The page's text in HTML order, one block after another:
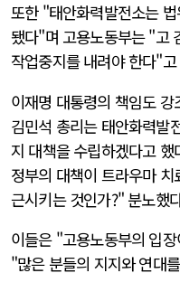
또한 "태안화력발전소는
됐다"며 고용노동부는 "고
작업중지를 내려야 한다"
이재명 대통령의 책임도
김민석 총리는 태안화력발
지 대책을 수립하겠다고
정부의 대책이 트라우마
근시키는 것인가?" 분노했
이들은 "고용노동부의 입
"많은 분들의 지지와 연대